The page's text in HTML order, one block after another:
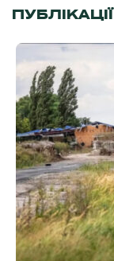
ПУБЛІКАЦІЇ